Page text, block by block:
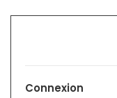
Connexion